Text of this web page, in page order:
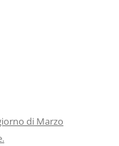
di Marzo